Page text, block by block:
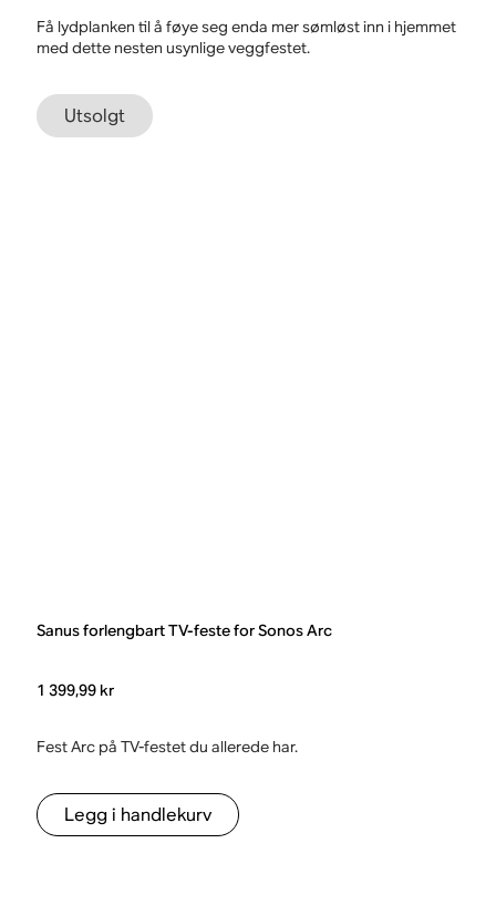
Få lydplanken til å føye seg enda mer sømløst inn i hjemmet
med dette nesten usynlige veggfestet.
Utsolgt
Sanus forlengbart TV-feste for Sonos Arc
1 399,99 kr
Fest Arc på TV-festet du allerede har.
Legg i handlekurv